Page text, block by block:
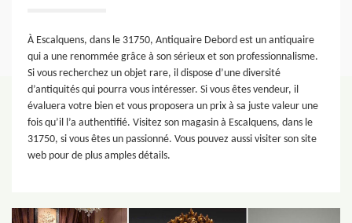
À Escalquens, dans le 31750, Antiquaire Debord est un antiquaire
qui a une renommée grâce à son sérieux et son professionnalisme.
Si vous recherchez un objet rare, il dispose d’une diversité
d’antiquités qui pourra vous intéresser. Si vous êtes vendeur, il
évaluera votre bien et vous proposera un prix à sa juste valeur une
fois qu’il l’a authentifié. Visitez son magasin à Escalquens, dans le
31750, si vous êtes un passionné. Vous pouvez aussi visiter son site
web pour de plus amples détails.